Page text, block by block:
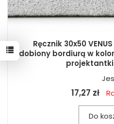
Ręcznik 30x50
zdobiony bordiurą w
17,27 zł
Do